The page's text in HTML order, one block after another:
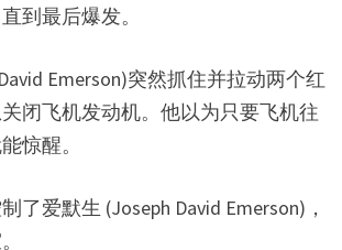
到最后爆发。
Emerson)突然抓住并拉动两个红
闭飞机发动机。他以为只要飞机往
惊醒。
了爱默生 (Joseph David Emerson)，